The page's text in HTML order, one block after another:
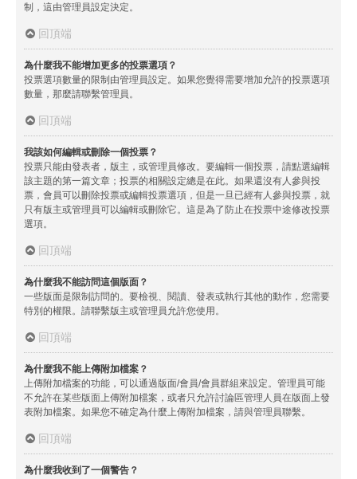
制，這由管理員設定決定。
回頂端
為什麼我不能增加更多的投票選項？
投票選項數量的限制由管理員設定。如果您覺得需要增加允許的投票選項
數量，那麼請聯繫管理員。
回頂端
我該如何編輯或刪除一個投票？
投票只能由發表者，版主，或管理員修改。要編輯一個投票，請點選編輯
該主題的第一篇文章；投票的相關設定總是在此。如果還沒有人參與投
票，會員可以刪除投票或編輯投票選項，但是一旦已經有人參與投票，就
只有版主或管理員可以編輯或刪除它。這是為了防止在投票中途修改投票
選項。
回頂端
為什麼我不能訪問這個版面？
一些版面是限制訪問的。要檢視、閱讀、發表或執行其他的動作，您需要
特別的權限。請聯繫版主或管理員允許您使用。
回頂端
為什麼我不能上傳附加檔案？
上傳附加檔案的功能，可以通過版面/會員/會員群組來設定。管理員可能
不允許在某些版面上傳附加檔案，或者只允許討論區管理人員在版面上發
表附加檔案。如果您不確定為什麼上傳附加檔案，請與管理員聯繫。
回頂端
為什麼我收到了一個警告？